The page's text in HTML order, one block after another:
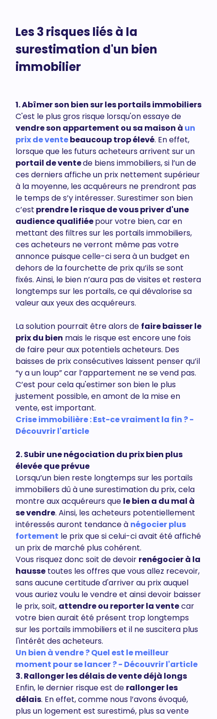
Les 3 risques liés à la
surestimation d'un bien
immobilier
1. Abîmer son bien sur les portails immobiliers
C'est le plus gros risque lorsqu'on essaye de
vendre son appartement ou sa maison à un
prix de ventebeaucoup trop élevé. En effet,
lorsque que les futurs acheteurs arrivent sur un
portail de ventede biens immobiliers, si l’un de
ces derniers affiche un prix nettement supérieur
à la moyenne, les acquéreurs ne prendront pas
le temps de s’y intéresser. Surestimer son bien
c’est prendre le risque de vous priver d'une
audience qualifiéepour votre bien, car en
mettant des filtres sur les portails immobiliers,
ces acheteurs ne verront même pas votre
annonce puisque celle-ci sera à un budget en
dehors de la fourchette de prix qu’ils se sont
fixés. Ainsi, le bien n’aura pas de visites et restera
longtemps sur les portails, ce qui dévalorise sa
valeur aux yeux des acquéreurs.
La solution pourrait être alors de faire baisser le
prix du bien mais le risque est encore une fois
de faire peur aux potentiels acheteurs. Des
baisses de prix consécutives laissent penser qu’il
“y a un loup” car l’appartement ne se vend pas.
C’est pour cela qu'estimer son bien le plus
justement possible, en amont de la mise en
vente, est important.
Crise immobilière : Est-ce vraiment la fin ? -
Découvrir l'article
2. Subir une négociation du prix bien plus
élevée que prévue
Lorsqu’un bien reste longtemps sur les portails
immobiliers dû à une surestimation du prix, cela
montre aux acquéreurs que le bien a du mal à
se vendre. Ainsi, les acheteurs potentiellement
intéressés auront tendance à négocier plus
fortement le prix que si celui-ci avait été affiché
un prix de marché plus cohérent.
Vous risquez donc soit de devoir renégocier à la
hausse toutes les offres que vous allez recevoir,
sans aucune certitude d'arriver au prix auquel
vous auriez voulu le vendre et ainsi devoir baisser
le prix, soit, attendre ou reporter la ventecar
votre bien aurait été présent trop longtemps
sur les portails immobiliers et il ne suscitera plus
l'intérêt des acheteurs.
Un bien à vendre ? Quel est le meilleur
moment pour se lancer ? - Découvrir l'article
3. Rallonger les délais de vente déjà longs
Enfin, le dernier risque est de rallonger les
délais. En effet, comme nous l’avons évoqué,
plus un logement est surestimé, plus sa vente